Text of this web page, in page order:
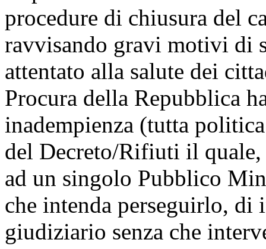
procedure di chiusura del
ravvisando gravi motivi di
attentato alla salute dei
Procura della Repubblica
inadempienza (tutta
del Decreto/Rifiuti il quale,
ad un singolo Pubblico
che intenda perseguirlo, di
giudiziario senza che